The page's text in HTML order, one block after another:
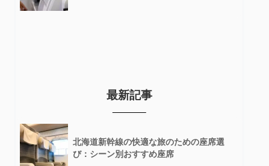
最新記事
北海道新幹線の快適な旅のための座席選
び：シーン別おすすめ座席